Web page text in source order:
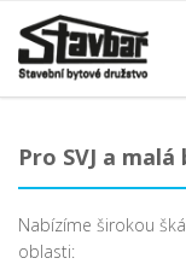
Pro SVJ a
Nabízíme širokou
oblasti: